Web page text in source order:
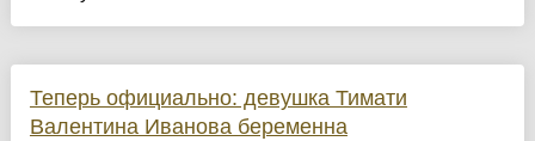
Теперь официально: девушка Тимати
Валентина Иванова беременна